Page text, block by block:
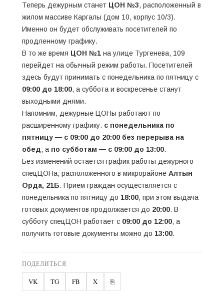
Теперь дежурным станет ЦОН №3, расположенный в
жилом массиве Каргалы (дом 10, корпус 10/3).
Именно он будет обслуживать посетителей по
продленному графику.
В то же время ЦОН №1 на улице Тургенева, 109
перейдет на обычный режим работы. Посетителей
здесь будут принимать с понедельника по пятницу с
09:00 до 18:00, а суббота и воскресенье станут
выходными днями.
Напомним, дежурные ЦОНы работают по
расширенному графику: с понедельника по
пятницу — с 09:00 до 20:00 без перерыва на
обед, а по субботам — с 09:00 до 13:00.
Без изменений остается график работы дежурного
спецЦОНа, расположенного в микрорайоне Алтын
Орда, 21Б. Прием граждан осуществляется с
понедельника по пятницу до 18:00, при этом выдача
готовых документов продолжается до 20:00. В
субботу спецЦОН работает с 09:00 до 12:00, а
получить готовые документы можно до 13:00.
ПОДЕЛИТЬСЯ
VK TG FB X ⎘